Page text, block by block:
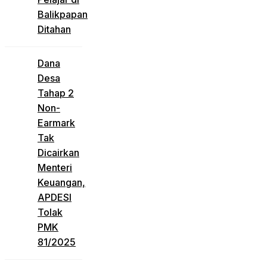
Balikpapan
Ditahan
Dana
Desa
Tahap 2
Non-
Earmark
Tak
Dicairkan
Menteri
Keuangan,
APDESI
Tolak
PMK
81/2025